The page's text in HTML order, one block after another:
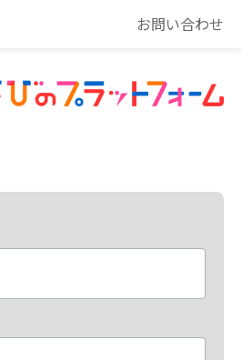
お問い合わせ